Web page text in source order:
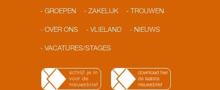
GROEPEN ZAKELIJK TROUWEN
OVER ONS VLIELAND NIEUWS
VACATURES/STAGES